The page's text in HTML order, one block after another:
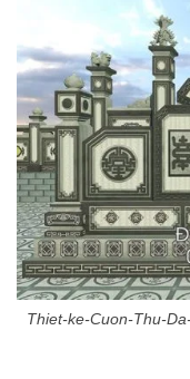
Thiet-ke-Cuon-Thu-